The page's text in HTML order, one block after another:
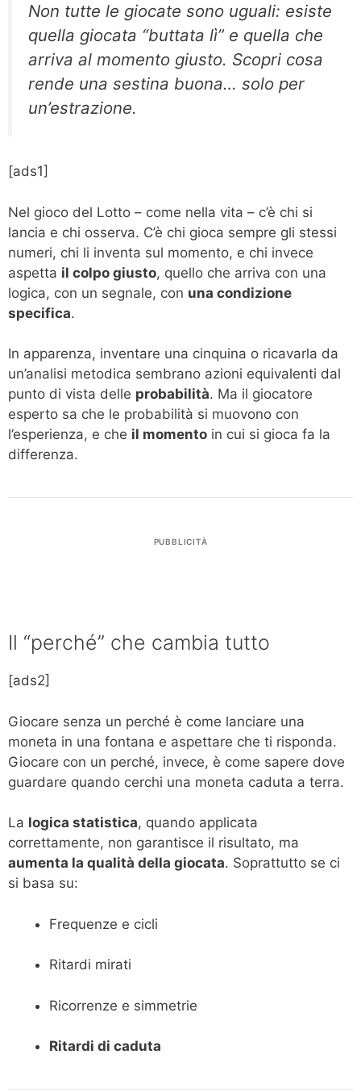
Non tutte le giocate sono uguali: esiste
quella giocata “buttata lì” e quella che
arriva al momento giusto. Scopri cosa
rende una sestina buona… solo per
un’estrazione.
[ads1]
Nel gioco del Lotto – come nella vita – c’è chi si
lancia e chi osserva. C’è chi gioca sempre gli stessi
numeri, chi li inventa sul momento, e chi invece
aspetta il colpo giusto, quello che arriva con una
logica, con un segnale, con una condizione
specifica.
In apparenza, inventare una cinquina o ricavarla da
un’analisi metodica sembrano azioni equivalenti dal
punto di vista delle probabilità. Ma il giocatore
esperto sa che le probabilità si muovono con
l’esperienza, e che il momento in cui si gioca fa la
differenza.
PUBBLICITÀ
Il “perché” che cambia tutto
[ads2]
Giocare senza un perché è come lanciare una
moneta in una fontana e aspettare che ti risponda.
Giocare con un perché, invece, è come sapere dove
guardare quando cerchi una moneta caduta a terra.
La logica statistica, quando applicata
correttamente, non garantisce il risultato, ma
aumenta la qualità della giocata. Soprattutto se ci
si basa su:
Frequenze e cicli
Ritardi mirati
Ricorrenze e simmetrie
Ritardi di caduta